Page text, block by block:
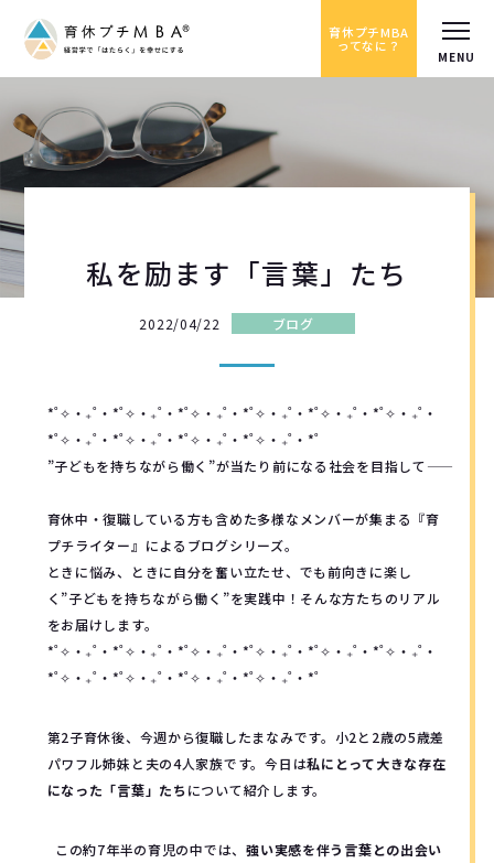
育休プチMBA
ってなに？
私を励ます「言葉」たち
2022/04/22 ブログ
*˚✧︎‧₊˚‧*˚✧︎‧₊˚‧*˚✧︎‧₊˚‧*˚✧︎‧₊˚‧*˚✧︎‧₊˚‧*˚✧︎‧₊˚‧
*˚✧︎‧₊˚‧*˚✧︎‧₊˚‧*˚✧︎‧₊˚‧*˚✧︎‧₊˚‧*˚
”子どもを持ちながら働く”が当たり前になる社会を目指して――
育休中・復職している方も含めた多様なメンバーが集まる『育
プチライター』によるブログシリーズ。
ときに悩み、ときに自分を奮い立たせ、でも前向きに楽し
く”子どもを持ちながら働く”を実践中！そんな方たちのリアル
をお届けします。
*˚✧︎‧₊˚‧*˚✧︎‧₊˚‧*˚✧︎‧₊˚‧*˚✧︎‧₊˚‧*˚✧︎‧₊˚‧*˚✧︎‧₊˚‧
*˚✧︎‧₊˚‧*˚✧︎‧₊˚‧*˚✧︎‧₊˚‧*˚✧︎‧₊˚‧*˚
第2子育休後、今週から復職したまなみです。小2と2歳の5歳差
パワフル姉妹と夫の4人家族です。今日は私にとって大きな存在
になった「言葉」たちについて紹介します。
この約7年半の育児の中では、強い実感を伴う言葉との出会い